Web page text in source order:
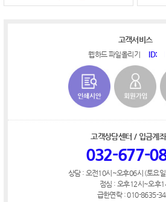
고객서비스
웹하드 파일올리기 ID:
고객상담센터 / 입금계
032-677-
상담 : 오전10시~오후06시 (토요
점심 : 오후12시~오후1
급한연락 : 010-8635-